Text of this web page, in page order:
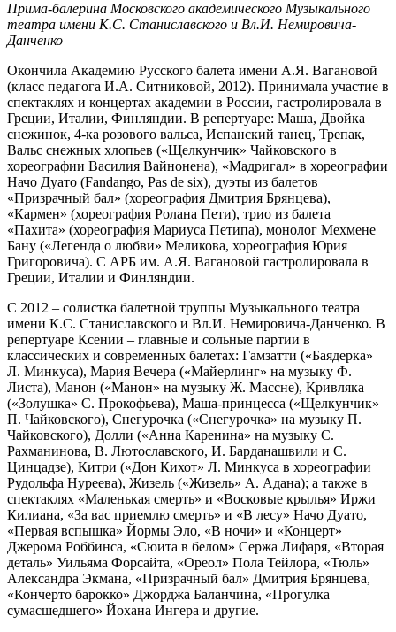
Прима-балерина Московского академического Музыкального
театра имени К.С. Станиславского и Вл.И. Немировича-
Данченко
Окончила Академию Русского балета имени А.Я. Вагановой
(класс педагога И.А. Ситниковой, 2012). Принимала участие в
спектаклях и концертах академии в России, гастролировала в
Греции, Италии, Финляндии. В репертуаре: Маша, Двойка
снежинок, 4-ка розового вальса, Испанский танец, Трепак,
Вальс снежных хлопьев («Щелкунчик» Чайковского в
хореографии Василия Вайнонена), «Мадригал» в хореографии
Начо Дуато (Fandango, Рas de six), дуэты из балетов
«Призрачный бал» (хореография Дмитрия Брянцева),
«Кармен» (хореография Ролана Пети), трио из балета
«Пахита» (хореография Мариуса Петипа), монолог Мехмене
Бану («Легенда о любви» Меликова, хореография Юрия
Григоровича). С АРБ им. А.Я. Вагановой гастролировала в
Греции, Италии и Финляндии.
С 2012 – солистка балетной труппы Музыкального театра
имени К.С. Станиславского и Вл.И. Немировича-Данченко. В
репертуаре Ксении – главные и сольные партии в
классических и современных балетах: Гамзатти («Баядерка»
Л. Минкуса), Мария Вечера («Майерлинг» на музыку Ф.
Листа), Манон («Манон» на музыку Ж. Массне), Кривляка
(«Золушка» С. Прокофьева), Маша-принцесса («Щелкунчик»
П. Чайковского), Снегурочка («Снегурочка» на музыку П.
Чайковского), Долли («Анна Каренина» на музыку С.
Рахманинова, В. Лютославского, И. Барданашвили и С.
Цинцадзе), Китри («Дон Кихот» Л. Минкуса в хореографии
Рудольфа Нуреева), Жизель («Жизель» А. Адана); а также в
спектаклях «Маленькая смерть» и «Восковые крылья» Иржи
Килиана, «За вас приемлю смерть» и «В лесу» Начо Дуато,
«Первая вспышка» Йормы Эло, «В ночи» и «Концерт»
Джерома Роббинса, «Сюита в белом» Сержа Лифаря, «Вторая
деталь» Уильяма Форсайта, «Ореол» Пола Тейлора, «Тюль»
Александра Экмана, «Призрачный бал» Дмитрия Брянцева,
«Кончерто барокко» Джорджа Баланчина, «Прогулка
сумасшедшего» Йохана Ингера и другие.